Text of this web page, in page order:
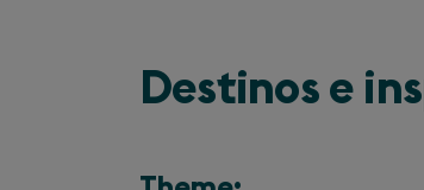
Destinos e